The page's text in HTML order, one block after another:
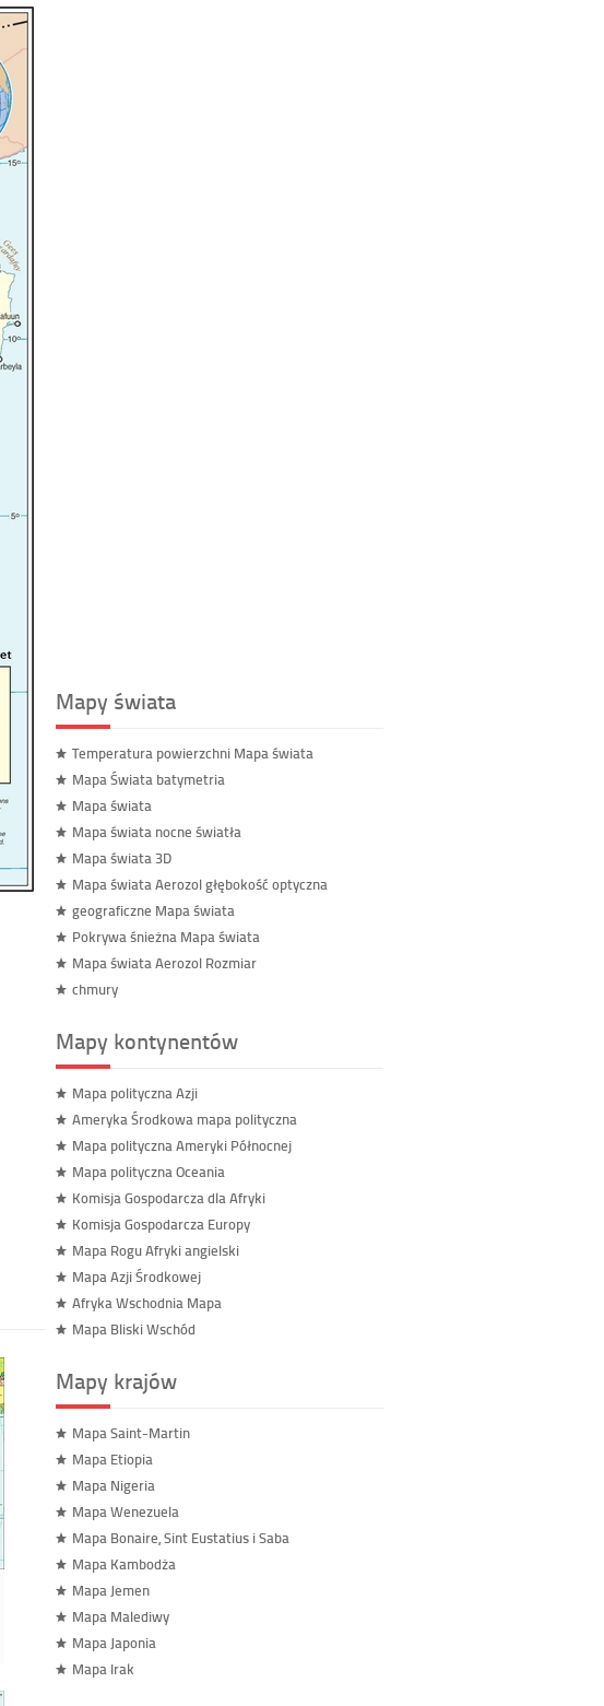
Mapy świata
Temperatura powierzchni Mapa świata
Mapa Świata batymetria
Mapa świata
Mapa świata nocne światła
Mapa świata 3D
Mapa świata Aerozol głębokość optyczna
geograficzne Mapa świata
Pokrywa śnieżna Mapa świata
Mapa świata Aerozol Rozmiar
chmury
Mapy kontynentów
Mapa polityczna Azji
Ameryka Środkowa mapa polityczna
Mapa polityczna Ameryki Północnej
Mapa polityczna Oceania
Komisja Gospodarcza dla Afryki
Komisja Gospodarcza Europy
Mapa Rogu Afryki angielski
Mapa Azji Środkowej
Afryka Wschodnia Mapa
Mapa Bliski Wschód
Mapy krajów
Mapa Saint-Martin
Mapa Etiopia
Mapa Nigeria
Mapa Wenezuela
Mapa Bonaire, Sint Eustatius i Saba
Mapa Kambodża
Mapa Jemen
Mapa Malediwy
Mapa Japonia
Mapa Irak